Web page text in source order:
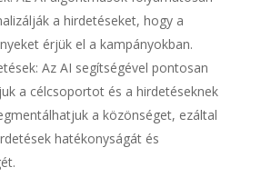
a hirdetéseket, hogy a
érjük el a kampányokban.
Az AI segítségével pontosan
a célcsoportot és a hirdetéseknek
a közönséget, ezáltal
hatékonyságát és